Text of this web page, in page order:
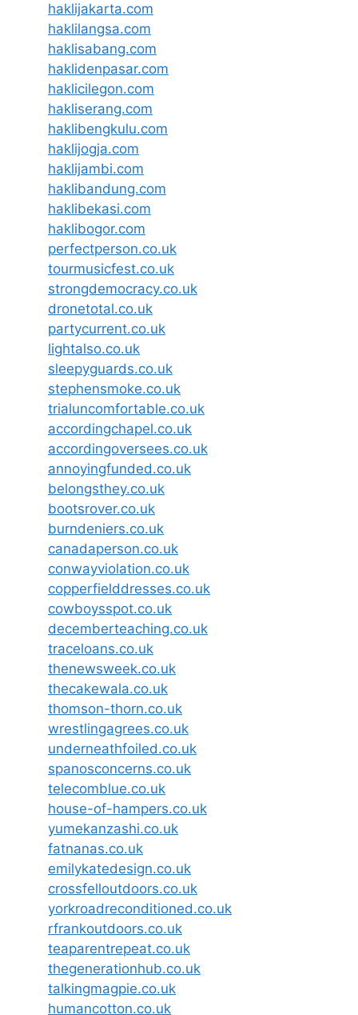
haklijakarta.com
haklilangsa.com
haklisabang.com
haklidenpasar.com
haklicilegon.com
hakliserang.com
haklibengkulu.com
haklijogja.com
haklijambi.com
haklibandung.com
haklibekasi.com
haklibogor.com
perfectperson.co.uk
tourmusicfest.co.uk
strongdemocracy.co.uk
dronetotal.co.uk
partycurrent.co.uk
lightalso.co.uk
sleepyguards.co.uk
stephensmoke.co.uk
trialuncomfortable.co.uk
accordingchapel.co.uk
accordingoversees.co.uk
annoyingfunded.co.uk
belongsthey.co.uk
bootsrover.co.uk
burndeniers.co.uk
canadaperson.co.uk
conwayviolation.co.uk
copperfielddresses.co.uk
cowboysspot.co.uk
decemberteaching.co.uk
traceloans.co.uk
thenewsweek.co.uk
thecakewala.co.uk
thomson-thorn.co.uk
wrestlingagrees.co.uk
underneathfoiled.co.uk
spanosconcerns.co.uk
telecomblue.co.uk
house-of-hampers.co.uk
yumekanzashi.co.uk
fatnanas.co.uk
emilykatedesign.co.uk
crossfelloutdoors.co.uk
yorkroadreconditioned.co.uk
rfrankoutdoors.co.uk
teaparentrepeat.co.uk
thegenerationhub.co.uk
talkingmagpie.co.uk
humancotton.co.uk